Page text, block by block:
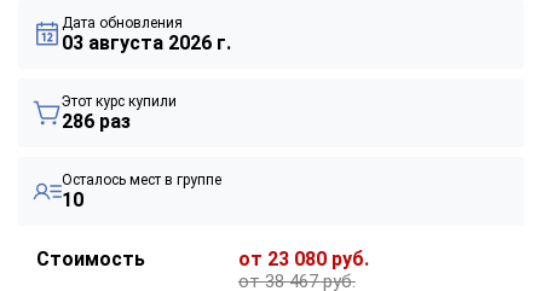
Дата обновления
03 августа 2026 г.
Этот курс купили
286 раз
Осталось мест в группе
10
Стоимость от 23 080 руб.
от 38 467 руб.